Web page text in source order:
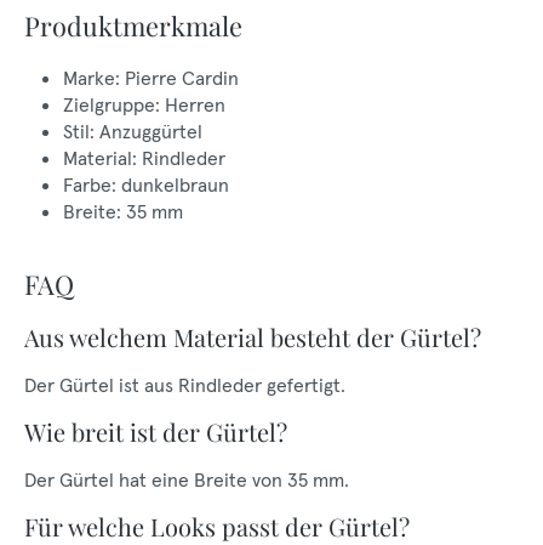
Produktmerkmale
Marke: Pierre Cardin
Zielgruppe: Herren
Stil: Anzuggürtel
Material: Rindleder
Farbe: dunkelbraun
Breite: 35 mm
FAQ
Aus welchem Material besteht der Gürtel?
Der Gürtel ist aus Rindleder gefertigt.
Wie breit ist der Gürtel?
Der Gürtel hat eine Breite von 35 mm.
Für welche Looks passt der Gürtel?